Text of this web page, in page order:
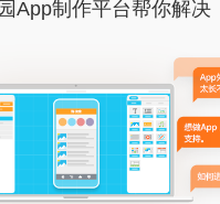
App制作平台帮你解决